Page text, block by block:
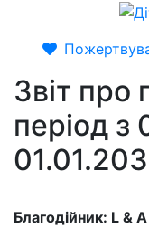
Звіт про
період з
Благодійник: L & A